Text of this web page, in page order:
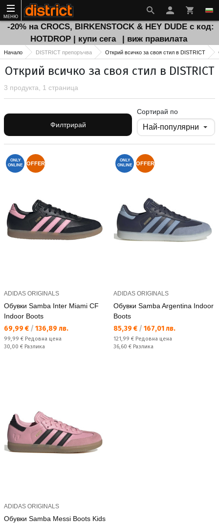
МЕНЮ
-20% на CROCS, BIRKENSTOCK & HEY DUDE с код:
HOTDROP | купи сега
| виж правилата
Начало DISTRICT препоръчва Открий всичко за своя стил в DISTRICT
Открий всичко за своя стил в DISTRICT
3 продукта, 1 страница
Филтрирай
Сортирай по
ONLY
ONLINE
OFFER
ADIDAS ORIGINALS
Обувки Samba Inter Miami CF
Indoor Boots
Текуща цена:
69,99 € / 136,89 лв.
Редовна цена:
99,99 € Редовна цена
Спестявате:
30,00 € Разлика
ONLY
ONLINE
OFFER
ADIDAS ORIGINALS
Обувки Samba Argentina Indoor
Boots
Текуща цена:
85,39 € / 167,01 лв.
Редовна цена:
121,99 € Редовна цена
Спестявате:
36,60 € Разлика
ADIDAS ORIGINALS
Обувки Samba Messi Boots Kids